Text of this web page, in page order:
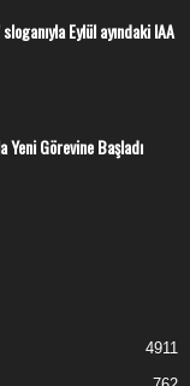
Eylül ayındaki IAA
Yeni Görevine Başladı
4911